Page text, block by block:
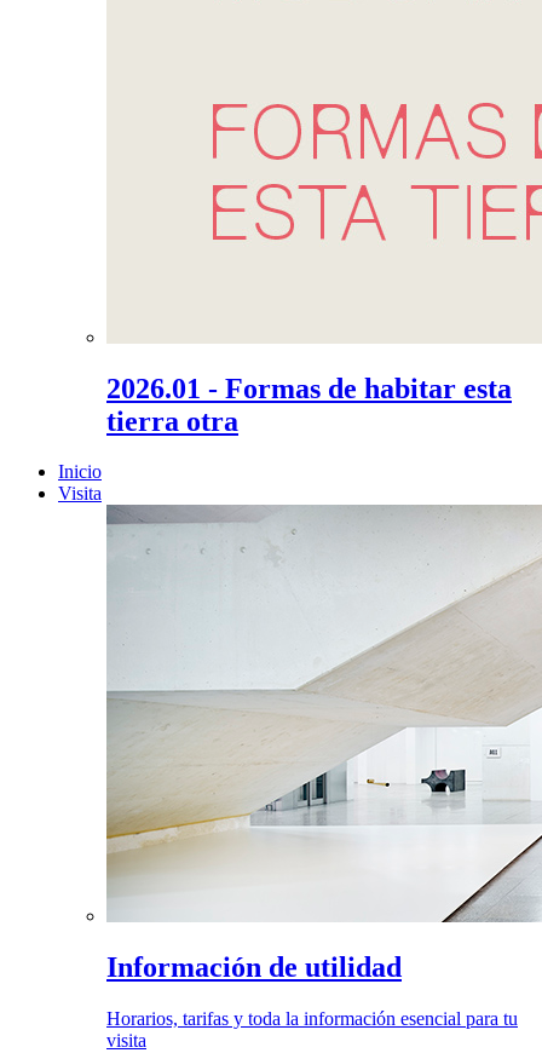
2026.01 - Formas de habitar esta
tierra otra
Inicio
Visita
Información de utilidad
Horarios, tarifas y toda la información esencial para tu
visita